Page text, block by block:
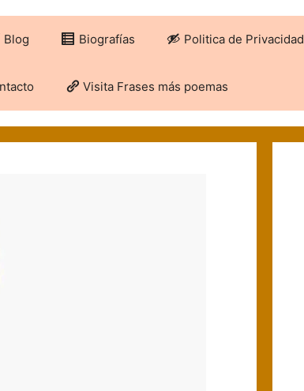
Blog Biografías Politica de Privacidad
Visita Frases más poemas